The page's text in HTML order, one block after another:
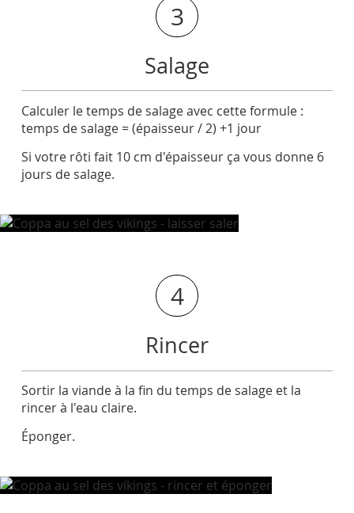
3
Salage
Calculer le temps de salage avec cette formule :
temps de salage = (épaisseur / 2) +1 jour
Si votre rôti fait 10 cm d'épaisseur ça vous donne 6
jours de salage.
4
Rincer
Sortir la viande à la fin du temps de salage et la
rincer à l'eau claire.
Éponger.